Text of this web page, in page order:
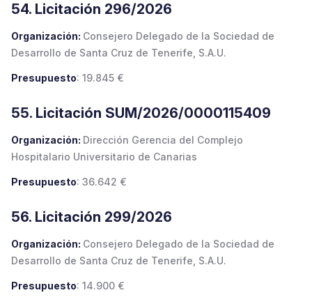
54. Licitación 296/2026
Organización: Consejero Delegado de la Sociedad de
Desarrollo de Santa Cruz de Tenerife, S.A.U.
Presupuesto: 19.845 €
55. Licitación SUM/2026/0000115409
Organización: Dirección Gerencia del Complejo
Hospitalario Universitario de Canarias
Presupuesto: 36.642 €
56. Licitación 299/2026
Organización: Consejero Delegado de la Sociedad de
Desarrollo de Santa Cruz de Tenerife, S.A.U.
Presupuesto: 14.900 €